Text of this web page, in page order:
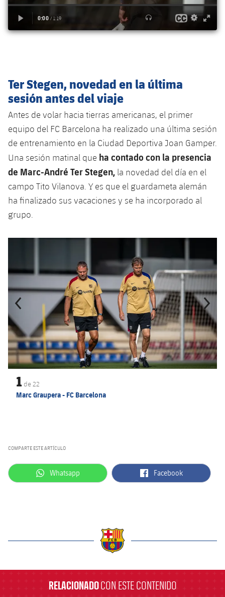
Femenino
Jugadores
Clasificaciones
Actualidad
Resultados
Clasificaciones
Hockey hierba
Hockey Hierba Femenino
Plantilla
Agenda
Rugby
Actualidad
Jugadores
Resultados
Voleibol
Noticias
Voleibol masculino
Apúntate a las amateurs
plusicon
más
Apúntate a las amateurs
PLUSICON
MÁS
VALORANT Rising
VALORANT Game Changers
eFootball
Ter Stegen, novedad en la última
sesión antes del viaje
Antes de volar hacia tierras americanas, el primer
equipo del FC Barcelona ha realizado una última sesión
de entrenamiento en la Ciudad Deportiva Joan Gamper.
Una sesión matinal que ha contado con la presencia
de Marc-André Ter Stegen, la novedad del día en el
campo Tito Vilanova. Y es que el guardameta alemán
ha finalizado sus vacaciones y se ha incorporado al
grupo.
1 de 22
Marc Graupera - FC Barcelona
COMPARTE ESTE ARTÍCULO
label.aria.whatsapp
Whatsapp label.aria.facebook
Facebook
RELACIONADOCON ESTE CONTENIDO